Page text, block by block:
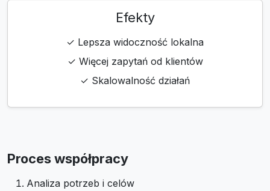
Efekty
✓ Lepsza widoczność lokalna
✓ Więcej zapytań od klientów
✓ Skalowalność działań
Proces współpracy
Analiza potrzeb i celów